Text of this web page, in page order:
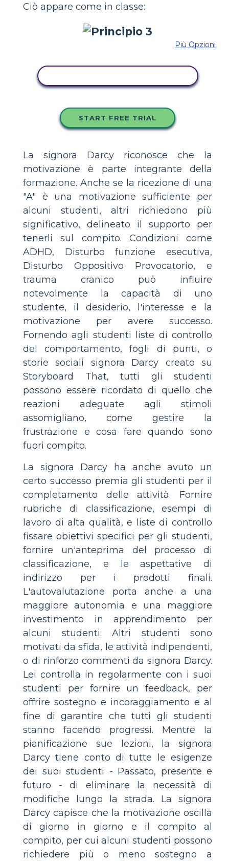
Ciò appare come in classe:
Più Opzioni
START FREE TRIAL
La signora Darcy riconosce che la
motivazione è parte integrante della
formazione. Anche se la ricezione di una
"A" è una motivazione sufficiente per
alcuni studenti, altri richiedono più
significativo, delineato il supporto per
tenerli sul compito. Condizioni come
ADHD, Disturbo funzione esecutiva,
Disturbo Oppositivo Provocatorio, e
trauma cranico può influire
notevolmente la capacità di uno
studente, il desiderio, l'interesse e la
motivazione per avere successo.
Fornendo agli studenti liste di controllo
del comportamento, fogli di punti, o
storie sociali signora Darcy creato su
Storyboard That, tutti gli studenti
possono essere ricordato di quello che
reazioni adeguate agli stimoli
assomigliano, come gestire la
frustrazione e cosa fare quando sono
fuori compito.
La signora Darcy ha anche avuto un
certo successo premia gli studenti per il
completamento delle attività. Fornire
rubriche di classificazione, esempi di
lavoro di alta qualità, e liste di controllo
fissare obiettivi specifici per gli studenti,
fornire un'anteprima del processo di
classificazione, e le aspettative di
indirizzo per i prodotti finali.
L'autovalutazione porta anche a una
maggiore autonomia e una maggiore
investimento in apprendimento per
alcuni studenti. Altri studenti sono
motivati ​​da sfida, le attività indipendenti,
o di rinforzo commenti da signora Darcy.
Lei controlla in regolarmente con i suoi
studenti per fornire un feedback, per
offrire sostegno e incoraggiamento e al
fine di garantire che tutti gli studenti
stanno facendo progressi. Mentre la
pianificazione sue lezioni, la signora
Darcy tiene conto di tutte le esigenze
dei suoi studenti - Passato, presente e
futuro - di eliminare la necessità di
modifiche lungo la strada. La signora
Darcy capisce che la motivazione oscilla
di giorno in giorno e il compito al
compito, per cui alcuni studenti possono
richiedere più o meno sostegno a